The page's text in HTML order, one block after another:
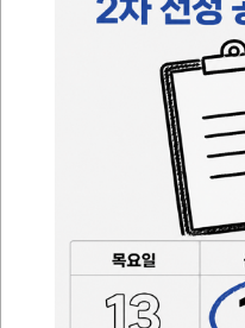
평생교
신청결과 조회